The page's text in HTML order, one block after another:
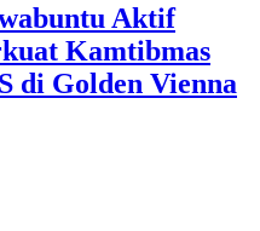
Aktif
Kamtibmas
di Golden Vienna